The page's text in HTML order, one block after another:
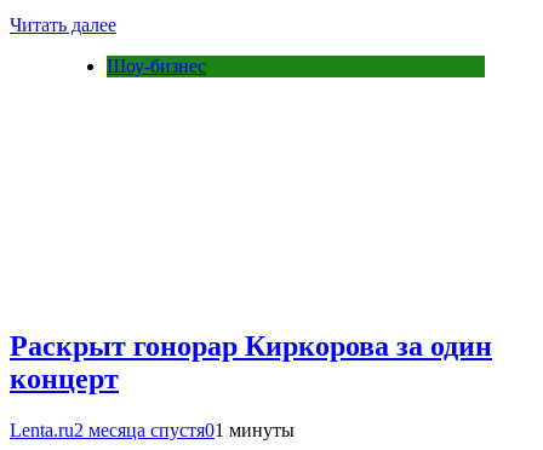
Читать далее
Шоу-бизнес
Раскрыт гонорар Киркорова за один
концерт
Lenta.ru2 месяца спустя01 минуты